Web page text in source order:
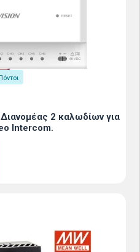
2 καλωδίων για
Intercom.